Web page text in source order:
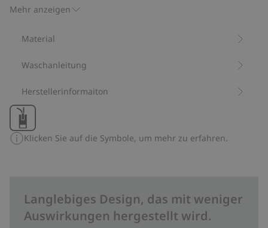
Mehr anzeigen
27 x 17 x 12 cm.
Artikelnummer
Material
Waschanleitung
Herstellerinformaiton
Klicken Sie auf die Symbole, um mehr zu erfahren.
Langlebiges Design, das mit weniger
Auswirkungen hergestellt wird.